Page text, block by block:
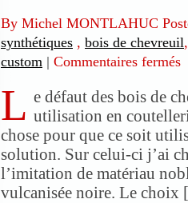
By Michel MONTLAHUC
synthétiques , bois de chevreuil
custom | Commentaires fermés
L e défaut des bois de
utilisation en
chose pour que ce soit
solution. Sur celui-ci j’ai
l’imitation de matériau
vulcanisée noire. Le